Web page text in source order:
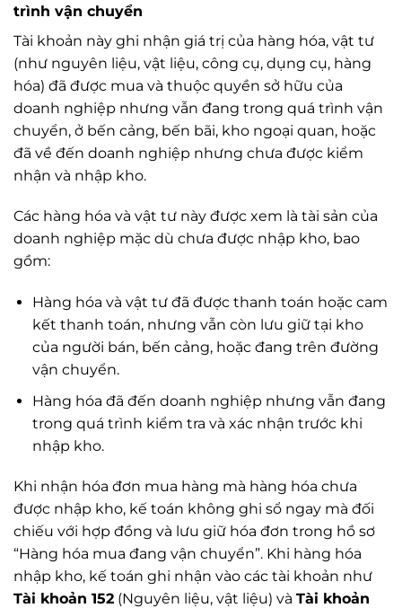
trình vận chuyển
Tài khoản này ghi nhận giá trị của hàng hóa, vật tư
(như nguyên liệu, vật liệu, công cụ, dụng cụ, hàng
hóa) đã được mua và thuộc quyền sở hữu của
doanh nghiệp nhưng vẫn đang trong quá trình vận
chuyển, ở bến cảng, bến bãi, kho ngoại quan, hoặc
đã về đến doanh nghiệp nhưng chưa được kiểm
nhận và nhập kho.
Các hàng hóa và vật tư này được xem là tài sản của
doanh nghiệp mặc dù chưa được nhập kho, bao
gồm:
Hàng hóa và vật tư đã được thanh toán hoặc cam
kết thanh toán, nhưng vẫn còn lưu giữ tại kho
của người bán, bến cảng, hoặc đang trên đường
vận chuyển.
Hàng hóa đã đến doanh nghiệp nhưng vẫn đang
trong quá trình kiểm tra và xác nhận trước khi
nhập kho.
Khi nhận hóa đơn mua hàng mà hàng hóa chưa
được nhập kho, kế toán không ghi sổ ngay mà đối
chiếu với hợp đồng và lưu giữ hóa đơn trong hồ sơ
“Hàng hóa mua đang vận chuyển”. Khi hàng hóa
nhập kho, kế toán ghi nhận vào các tài khoản như
Tài khoản 152 (Nguyên liệu, vật liệu) và Tài khoản